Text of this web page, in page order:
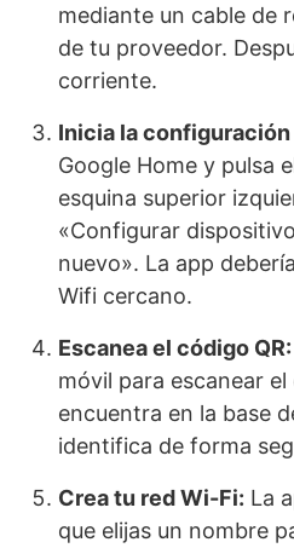
mediante un cable de
de tu proveedor.
corriente.
Inicia la configuración
Google Home y pulsa
esquina superior
«Configurar
nuevo». La app
Wifi cercano.
Escanea el código QR:
móvil para escanear
encuentra en la base
identifica de forma
Crea tu red Wi-Fi: La
que elijas un nombre